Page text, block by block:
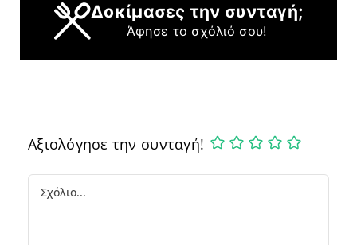
Δοκίμασες την συνταγή;
Άφησε το σχόλιό σου!
Αξιολόγησε την συνταγή!
Comment